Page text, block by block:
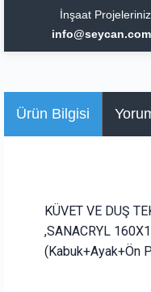
İnşaat Projeleriniz
Ürün Bilgisi
KÜVET VE DUŞ
,SANACRYL
(Kabuk+Ayak+Ön